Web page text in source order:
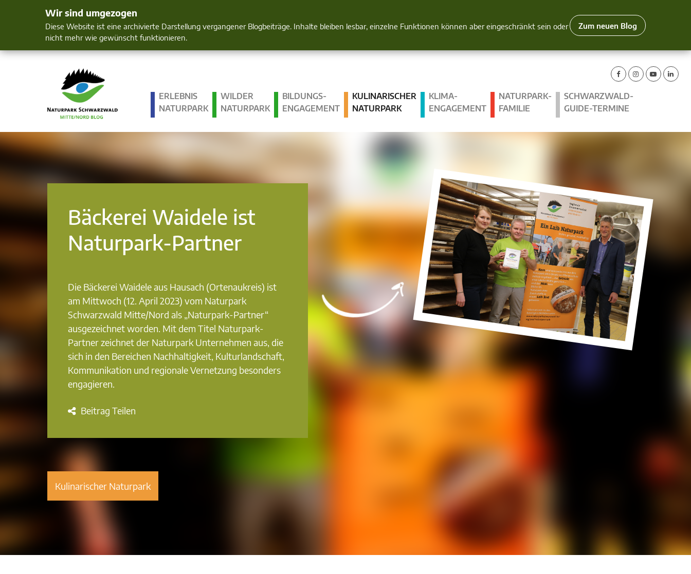
Wir sind umgezogen
Diese Website ist eine archivierte Darstellung vergangener Blogbeiträge. Inhalte bleiben lesbar, einzelne Funktionen können aber eingeschränkt sein oder
nicht mehr wie gewünscht funktionieren.
Zum neuen Blog
Mensch und Natur im Blick
ERLEBNIS
NATURPARK
WILDER
NATURPARK
BILDUNGS­
ENGAGEMENT
KULINARISCHER
NATURPARK
KLIMA­
ENGAGEMENT
NATURPARK-
FAMILIE
SCHWARZWALD-
GUIDE-TERMINE
Bäckerei Waidele ist
Naturpark-Partner
Die Bäckerei Waidele aus Hausach (Ortenaukreis) ist
am Mittwoch (12. April 2023) vom Naturpark
Schwarzwald Mitte/Nord als „Naturpark-Partner“
ausgezeichnet worden. Mit dem Titel Naturpark-
Partner zeichnet der Naturpark Unternehmen aus, die
sich in den Bereichen Nachhaltigkeit, Kulturlandschaft,
Kommunikation und regionale Vernetzung besonders
engagieren.
Beitrag Teilen
Kulinarischer Naturpark